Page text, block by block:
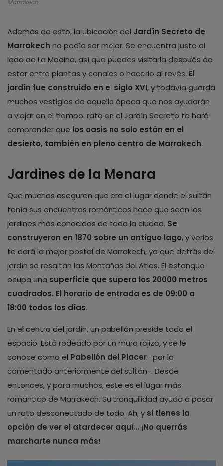
Marrakech
Además de esto, la ubicación del Jardín Secreto de
Marrakech no podía ser mejor. Se encuentra justo al
lado de La Medina, así que puedes visitarla después de
estar entre plantas y canales o hacerlo al revés. El
jardín fue construido en el siglo XVI, y todavía guarda
muchos vestigios de aquella época que nos ayudarán
a viajar en el tiempo. rato en el Jardín Secreto te hará
comprender que los oasis no solo están en el
desierto, también en pleno centro de Marrakech.
Jardines de la Menara
Que muchos aseguren que era el lugar donde el sultán
tenía sus encuentros románticos hace que sean los
jardines más conocidos de toda la ciudad. Se
construyeron en 1870 sobre un antiguo lago, y verlos
te dará la mejor postal de Marrakech, ya que detrás del
jardín se resaltan las Montañas del Atlas. El estanque
ocupa una superficie que supera los 20000 metros
cuadrados. El horario de entrada es de 09:00 a
18:00 todos los días.
En el centro del jardín, un pabellón preside todo el
espacio. Está rodeado por un muro rojizo, y se le
conoce como el Pabellón del Placer -por lo
comentado anteriormente del sultán-. Desde
entonces, y para muchos, este es el lugar más
romántico de Marrakech. Su tranquilidad ayuda a pasar
un rato desconectado de todo. Ah, y si tienes la
opción de ver el atardecer aquí… ¡No querrás
marcharte nunca más!